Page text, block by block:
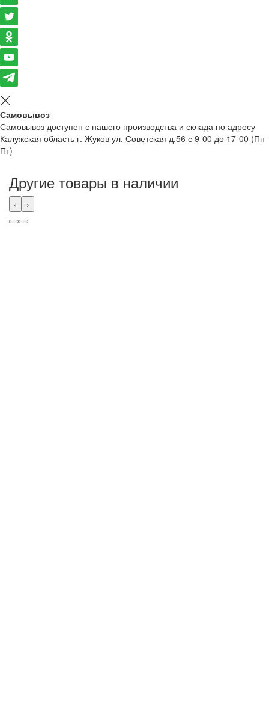
Самовывоз
Самовывоз доступен с нашего производства и склада по адресу
Калужская область г. Жуков ул. Советская д.56 с 9-00 до 17-00 (Пн-
Пт)
Другие товары в наличии
‹ ›